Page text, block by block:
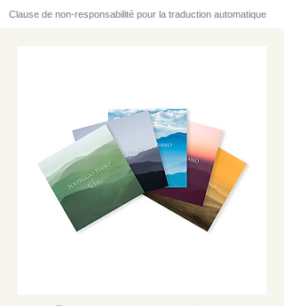
Clause de non-responsabilité pour la traduction automatique